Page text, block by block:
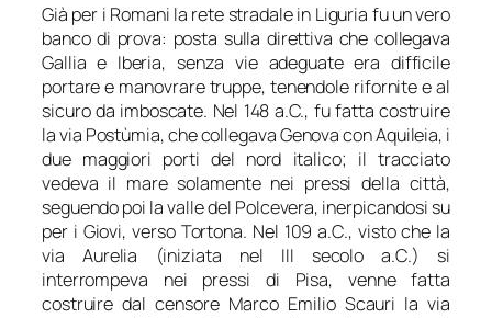
Già per i Romani la rete stradale in Liguria fu un vero
banco di prova: posta sulla direttiva che collegava
Gallia e Iberia, senza vie adeguate era difficile
portare e manovrare truppe, tenendole rifornite e al
sicuro da imboscate. Nel 148 a.C., fu fatta costruire
la via Postùmia, che collegava Genova con Aquileia, i
due maggiori porti del nord italico; il tracciato
vedeva il mare solamente nei pressi della città,
seguendo poi la valle del Polcevera, inerpicandosi su
per i Giovi, verso Tortona. Nel 109 a.C., visto che la
via Aurelia (iniziata nel III secolo a.C.) si
interrompeva nei pressi di Pisa, venne fatta
costruire dal censore Marco Emilio Scauri la via